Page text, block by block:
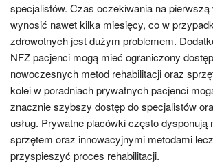
specjalistów. Czas oczekiwania na
wynosić nawet kilka miesięcy, co w
zdrowotnych jest dużym problemem.
NFZ pacjenci mogą mieć ograniczony
nowoczesnych metod rehabilitacji oraz
kolei w poradniach prywatnych pacjenci
znacznie szybszy dostęp do specjalistów
usług. Prywatne placówki często dysponują
sprzętem oraz innowacyjnymi metodami
przyspieszyć proces rehabilitacji.